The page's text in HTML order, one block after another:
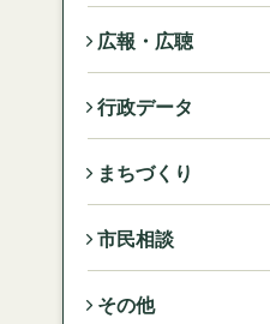
広報・広聴
行政データ
まちづくり
市民相談
その他